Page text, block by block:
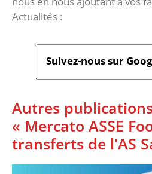
Actualités :
Suivez-nous sur
Autres
« Mercato ASSE
transferts de l'AS